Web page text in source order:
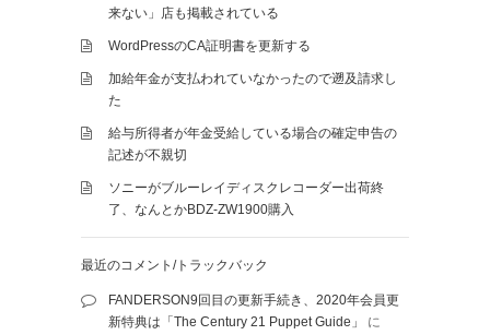
来ない」店も掲載されている
WordPressのCA証明書を更新する
加給年金が支払われていなかったので遡及請求し
た
給与所得者が年金受給している場合の確定申告の
記述が不親切
ソニーがブルーレイディスクレコーダー出荷終
了、なんとかBDZ-ZW1900購入
最近のコメント/トラックバック
FANDERSON9回目の更新手続き、2020年会員更
新特典は「The Century 21 Puppet Guide」
に